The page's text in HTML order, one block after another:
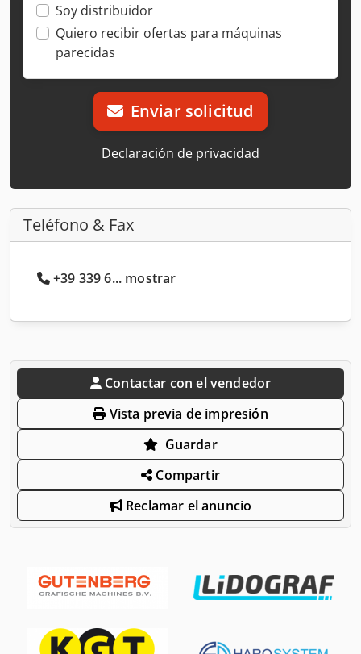
Soy distribuidor
Quiero recibir ofertas para máquinas
parecidas
Enviar solicitud
Declaración de privacidad
Teléfono & Fax
+39 339 6... mostrar
Contactar con el vendedor
Vista previa de impresión
Guardar
Compartir
Reclamar el anuncio